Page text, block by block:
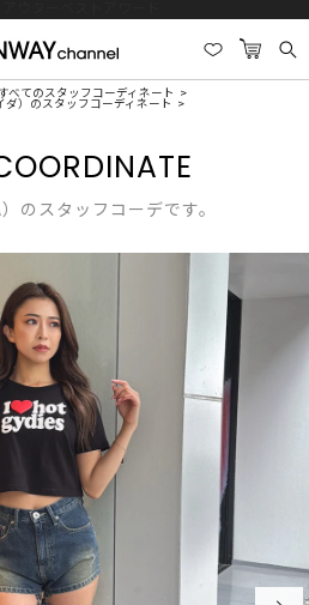
すべてのスタッフコーディネート
ダ）のスタッフコーディネート
のスタッフコーデです。